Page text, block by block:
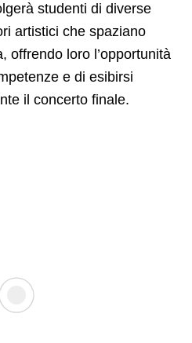
studenti di diverse
artistici che spaziano
offrendo loro l’opportunità
e di esibirsi
il concerto finale.